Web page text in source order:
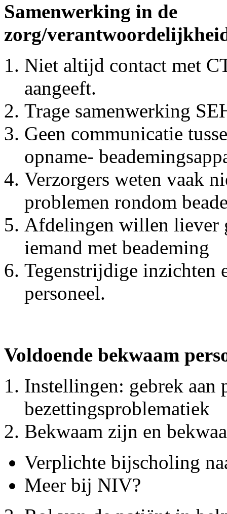
Samenwerking in de
zorg/
Niet altijd contact met
aangeeft.
Trage samenwerking
Geen communicatie
opname-
Verzorgers weten vaak
problemen rondom
Afdelingen willen liever
iemand met beademing
Tegenstrijdige inzichten
personeel.
Voldoende bekwaam
Instellingen: gebrek aan
bezettingsproblematiek
Bekwaam zijn en
Verplichte bijscholing
Meer bij NIV?